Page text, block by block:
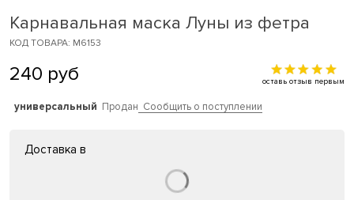
Карнавальная маска Луны из фетра
КОД ТОВАРА: M6153
240 руб оставь отзыв первым
универсальный Продан Сообщить о поступлении
Доставка в